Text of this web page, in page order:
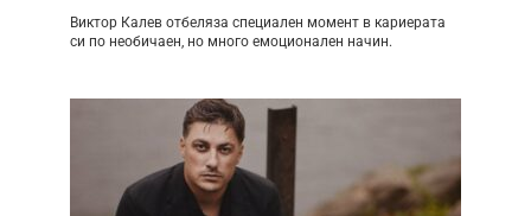
Виктор Калев отбеляза специален момент в кариерата
си по необичаен, но много емоционален начин.